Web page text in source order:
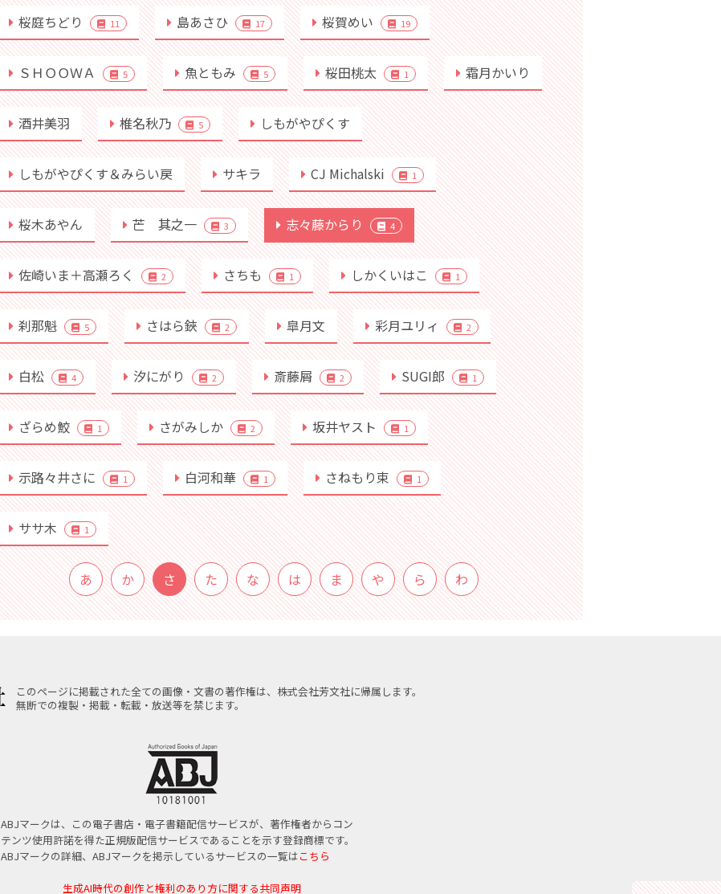
桜庭ちどり 11 島あさひ 17 桜賀めい 19
ＳＨＯＯＷＡ 5 魚ともみ 5 桜田桃太 1 霜月かいり
酒井美羽 椎名秋乃 5 しもがやぴくす
しもがやぴくす＆みらい戻 サキラ CJ Michalski 1
桜木あやん 芒 其之一 3 志々藤からり 4
佐崎いま＋高瀬ろく 2 さちも 1 しかくいはこ 1
刹那魁 5 さはら鋏 2 皐月文 彩月ユリィ 2
白松 4 汐にがり 2 斎藤屑 2 SUGI郎 1
ざらめ鮫 1 さがみしか 2 坂井ヤスト 1
示路々井さに 1 白河和華 1 さねもり束 1
ササ木 1
あ か さ た な は ま や ら わ
このページに掲載された全ての画像・文書の著作権は、株式会社芳文社に帰属します。
無断での複製・掲載・転載・放送等を禁じます。
ABJマークは、この電子書店・電子書籍配信サービスが、著作権者からコン
テンツ使用許諾を得た正規版配信サービスであることを示す登録商標です。
ABJマークの詳細、ABJマークを掲示しているサービスの一覧はこちら
生成AI時代の創作と権利のあり方に関する共同声明